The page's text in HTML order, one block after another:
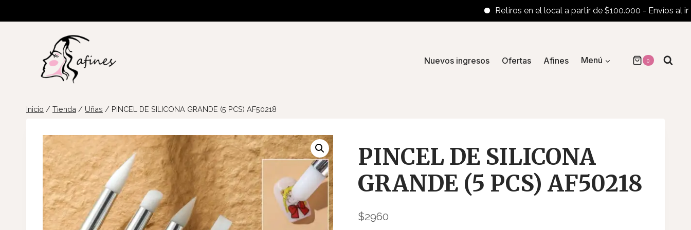
Retiros en el local a partir de $100.000 - Envíos al
Nuevos ingresos Ofertas Afines Menú 0
Inicio / Tienda / Uñas / PINCEL DE SILICONA GRANDE (5 PCS) AF50218
PINCEL DE SILICONA
GRANDE (5 PCS) AF50218
$2960